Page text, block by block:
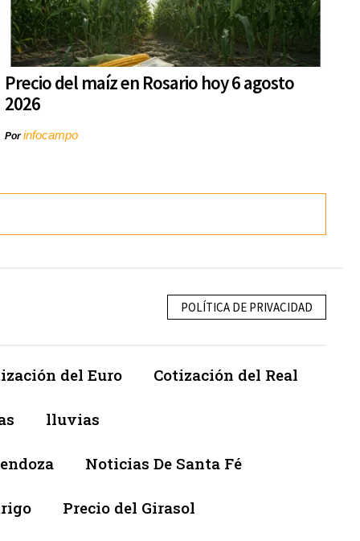
Precio del maíz en Rosario hoy 6 agosto
2026
Porinfocampo
POLÍTICA DE PRIVACIDAD
del Euro Cotización del Real
lluvias
Noticias De Santa Fé
Precio del Girasol